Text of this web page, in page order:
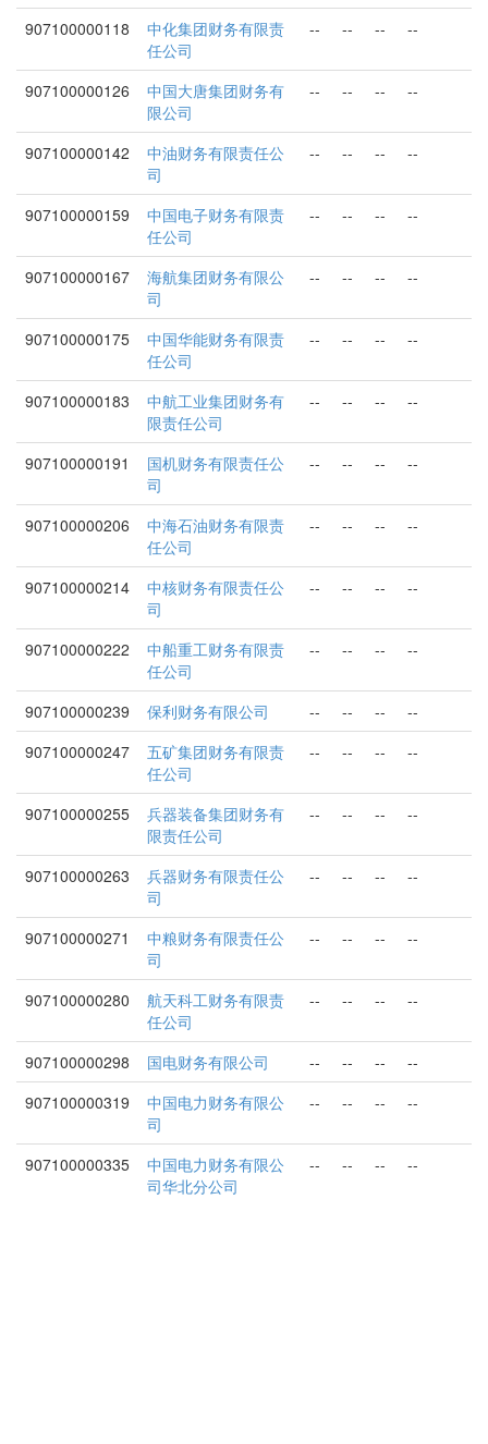
907100000118
中化集团财务有限责
任公司
-- -- -- --
907100000126
中国大唐集团财务有
限公司
-- -- -- --
907100000142
中油财务有限责任公
司
-- -- -- --
907100000159
中国电子财务有限责
任公司
-- -- -- --
907100000167
海航集团财务有限公
司
-- -- -- --
907100000175
中国华能财务有限责
任公司
-- -- -- --
907100000183
中航工业集团财务有
限责任公司
-- -- -- --
907100000191
国机财务有限责任公
司
-- -- -- --
907100000206
中海石油财务有限责
任公司
-- -- -- --
907100000214
中核财务有限责任公
司
-- -- -- --
907100000222
中船重工财务有限责
任公司
-- -- -- --
907100000239 保利财务有限公司 -- -- --
--
907100000247
五矿集团财务有限责
任公司
-- -- -- --
907100000255
兵器装备集团财务有
限责任公司
-- -- -- --
907100000263
兵器财务有限责任公
司
-- -- -- --
907100000271
中粮财务有限责任公
司
-- -- -- --
907100000280
航天科工财务有限责
任公司
-- -- -- --
907100000298 国电财务有限公司 -- -- --
--
907100000319
中国电力财务有限公
司
-- -- -- --
907100000335
中国电力财务有限公
司华北分公司
-- -- -- --